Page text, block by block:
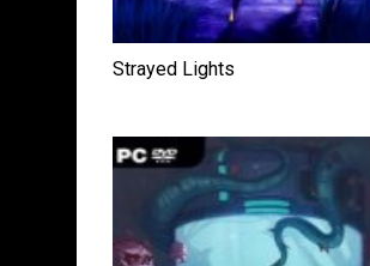
Strayed Lights